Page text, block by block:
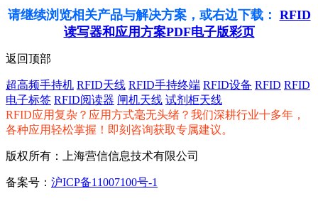
请继续浏览相关产品与解决方案，或右边下载： RFID
读写器和应用方案PDF电子版彩页
返回顶部
超高频手持机 RFID天线 RFID手持终端 RFID设备 RFID RFID
电子标签 RFID阅读器 闸机天线 试剂柜天线
RFID应用复杂？应用方式毫无头绪？我们深耕行业十多年，
各种应用轻松掌握！即刻咨询获取专属建议。
版权所有：上海营信信息技术有限公司
备案号： 沪ICP备11007100号-1